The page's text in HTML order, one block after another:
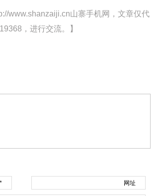
www.shanzaiji.cn山寨手机网，文章仅代
，进行交流。】
网址